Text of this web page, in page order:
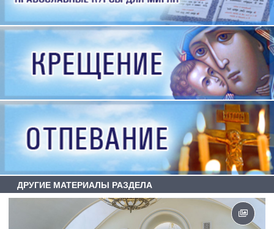
ДРУГИЕ МАТЕРИАЛЫ РАЗДЕЛА